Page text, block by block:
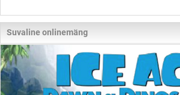
Suvaline onlinemäng